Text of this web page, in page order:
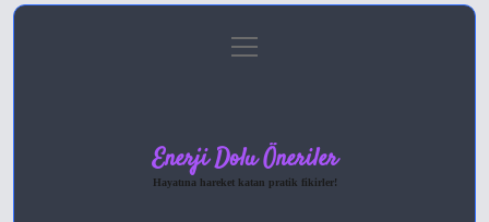
Gizlilik Politikası
menüyü
aç
Enerji Dolu Öneriler
Hayatına hareket katan pratik fikirler!